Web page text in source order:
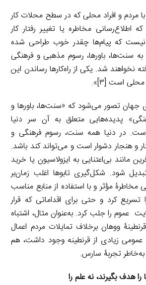
مردم و افراد محلی که در سطح محلات کار
اطلاع‌رسانی مخاطره یا تغییر رفتار کار
که پیام‌ها چقدر خوب طراحی شده
به سنت‌ها، باورها، رسوم مذهبی و فرهنگی
نخواهند شد. یکی از راه‌کارها رساندن این
است [۳]».
تصور می‌شود که «سنت‌ها، باورها و
پدیده‌هایی متعلق به آن سر دنیا
در دنیا همه سنت، رسوم فرهنگی و
و هنجار دشوار است و می‌تواند کند باشد.
مانند بی‌اعتنایی به ایزولاسیون یا خرید
شود. شکل‌گیری تابوها اغلب زمان‌بر
مخاطرۀ مؤثر و با استفاده از منابع مناسب
تسریع کرد و حتی برای اقداماتی که قرار
عموم را جلب کرد. به‌عنوان مثال، اشتباه
ووهان برخلاف تمایلات مردم اعمال
زیادی از قرنطینه وجود داشت، هم
تجربۀ سارس.
هدف بگیرند، نه علم را